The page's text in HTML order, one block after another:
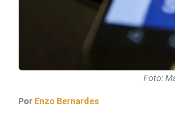
Foto:
Por Enzo Bernardes